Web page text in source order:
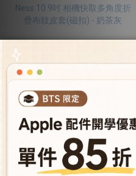
iPad 11th 2025/10th 2022
Ness 10.9吋 相機快取多角度
折疊布紋皮套(磁扣) - 奶茶灰
NT$1,173
NT$1,380